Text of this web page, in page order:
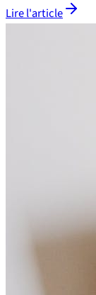
Lire l'article